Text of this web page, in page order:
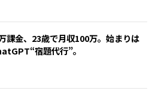
課金、23歳で月収100万。始まりは
宿題代行”。